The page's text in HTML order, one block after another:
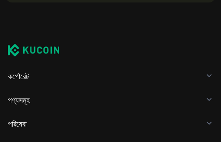
কর্পোরেট
পণ্যসমূহ
পরিষেবা